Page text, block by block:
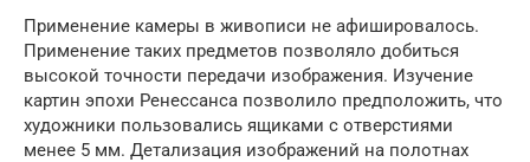
Применение камеры в живописи не афишировалось.
Применение таких предметов позволяло добиться
высокой точности передачи изображения. Изучение
картин эпохи Ренессанса позволило предположить, что
художники пользовались ящиками с отверстиями
менее 5 мм. Детализация изображений на полотнах